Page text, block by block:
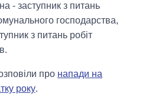
- заступник з питань
господарства,
з питань робіт
про напади на
року.